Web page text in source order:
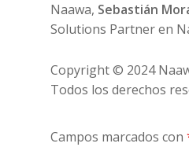
Naawa, Sebastián
Solutions Partner en
Copyright © 2024
Todos los derechos
Campos marcados con